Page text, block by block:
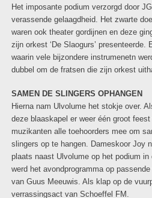
Het imposante podium verzorgd door
verassende gelaagdheid. Het zwarte
waren ook theater gordijnen en deze
zijn orkest ‘De Slaogurs’ presenteerde.
waarin vele bijzondere instrumenetn
dubbel om de fratsen die zijn orkest
SAMEN DE SLINGERS OPHANGEN
Hierna nam Ulvolume het stokje over.
deze blaaskapel er weer één groot
muzikanten alle toehoorders mee om
slingers op te hangen. Dameskoor Joy
plaats naast Ulvolume op het podium
werd het avondprogramma op passende
van Guus Meeuwis. Als klap op de
verrassingsact van Schoeffel FM.